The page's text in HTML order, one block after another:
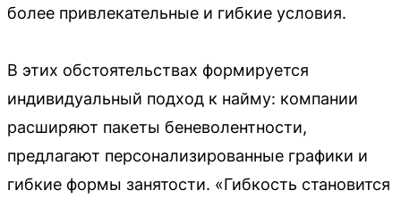
более привлекательные и гибкие условия.
В этих обстоятельствах формируется
индивидуальный подход к найму: компании
расширяют пакеты беневолентности,
предлагают персонализированные графики и
гибкие формы занятости. «Гибкость становится